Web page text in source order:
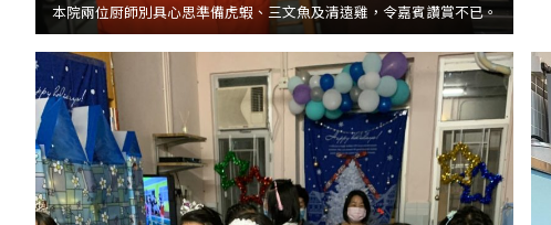
本院兩位厨師別具心思準備虎蝦、三文魚及清遠雞，令嘉賓讚賞不已。